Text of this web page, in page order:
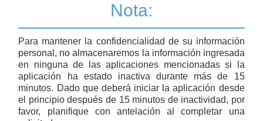
Nota:
Para mantener la confidencialidad de su información
personal, no almacenaremos la información ingresada
en ninguna de las aplicaciones mencionadas si la
aplicación ha estado inactiva durante más de 15
minutos. Dado que deberá iniciar la aplicación desde
el principio después de 15 minutos de inactividad, por
favor, planifique con antelación al completar una